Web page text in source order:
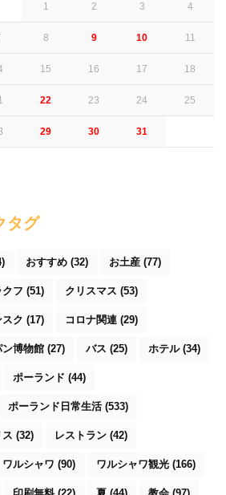
1 2 3 4
8 9 10 11
15 16 17 18
22 23 24 25
29 30 31
タグ
おすすめ (32) お土産 (77)
クフ (51) クリスマス (53)
スク (17) コロナ関連 (29)
ン博物館 (27) バス (25) ホテル(34)
ポーランド (44)
ポーランド日常生活(533)
ス (32) レストラン (42)
ワルシャワ (90) ワルシャワ観光 (166)